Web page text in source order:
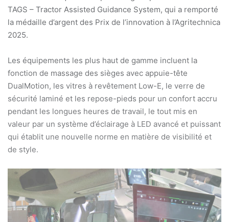
TAGS – Tractor Assisted Guidance System, qui a remporté
la médaille d’argent des Prix de l’innovation à l’Agritechnica
2025.
Les équipements les plus haut de gamme incluent la
fonction de massage des sièges avec appuie-tête
DualMotion, les vitres à revêtement Low-E, le verre de
sécurité laminé et les repose-pieds pour un confort accru
pendant les longues heures de travail, le tout mis en
valeur par un système d’éclairage à LED avancé et puissant
qui établit une nouvelle norme en matière de visibilité et
de style.